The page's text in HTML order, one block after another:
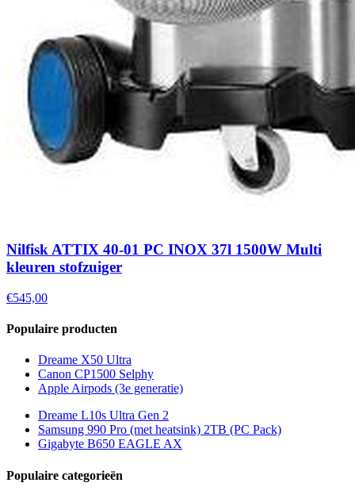
Nilfisk ATTIX 40-01 PC INOX 37l 1500W Multi
kleuren stofzuiger
€545,00
Populaire producten
Dreame X50 Ultra
Canon CP1500 Selphy
Apple Airpods (3e generatie)
Dreame L10s Ultra Gen 2
Samsung 990 Pro (met heatsink) 2TB (PC Pack)
Gigabyte B650 EAGLE AX
Populaire categorieën